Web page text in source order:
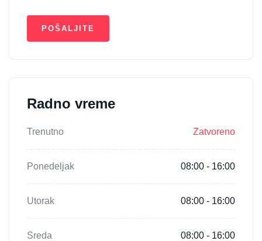
Radno vreme
Trenutno Zatvoreno
Ponedeljak 08:00 - 16:00
Utorak 08:00 - 16:00
Sreda 08:00 - 16:00